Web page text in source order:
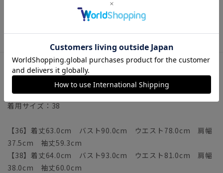
【洗濯表示】洗濯機可（ネット使用）
《洗濯時の脱水を短めに行い、水分を保った状態で形を整えつ
サイズ詳細
モデル：160cm B74cm W57cm H81cm
着用サイズ：38
【36】着丈63.0cm バスト90.0cm ウエスト78.0cm 肩幅
37.5cm 袖丈59.3cm
【38】着丈64.0cm バスト93.0cm ウエスト81.0cm 肩幅
38.0cm 袖丈60.0cm